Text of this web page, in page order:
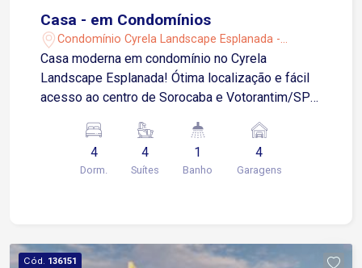
Casa - em Condomínios
Condomínio Cyrela Landscape Esplanada -
Votorantim/SP
Casa moderna em condomínio no Cyrela
Landscape Esplanada! Ótima localização e fácil
acesso ao centro de Sorocaba e Votorantim/SP
Esplanada, Tauste e outros... com: 04 suítes,
sendo 01 com closet salas de tv e estar lavado,
escritório cozinha estilo americana lavanderia,
de garagem, sendo 02 cobertas
4
Dorm.
4
Suítes
1
Banho
4
Garagens
Cód. 136151